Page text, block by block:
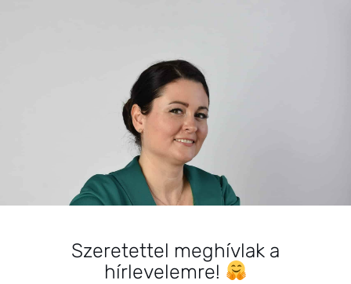
KEDVELT BEJEGYZÉSEK
Könyvkritikák: Természetgyógyász
2021.04.16.
Szeretettel meghívlak a
hírlevelemre!